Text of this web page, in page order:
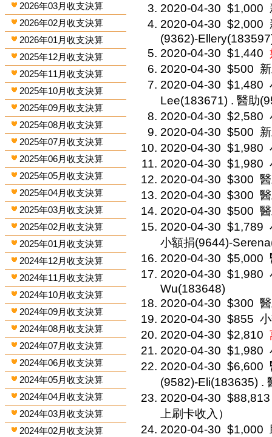
2026年03月收支決算
2026年02月收支決算
2026年01月收支決算
2025年12月收支決算
2025年11月收支決算
2025年10月收支決算
2025年09月收支決算
2025年08月收支決算
2025年07月收支決算
2025年06月收支決算
2025年05月收支決算
2025年04月收支決算
2025年03月收支決算
2025年02月收支決算
2025年01月收支決算
2024年12月收支決算
2024年11月收支決算
2024年10月收支決算
2024年09月收支決算
2024年08月收支決算
2024年07月收支決算
2024年06月收支決算
2024年05月收支決算
2024年04月收支決算
2024年03月收支決算
2024年02月收支決算
2020-04-30 $1,000
2020-04-30 $2,000
(9362)-
2020-04-30 $1,440
2020-04-30 $500
2020-04-30 $1,480
Lee(183671) . 醫助
2020-04-30 $2,580
2020-04-30 $500
2020-04-30 $1,980
2020-04-30 $1,980
2020-04-30 $300
2020-04-30 $300
2020-04-30 $500
2020-04-30 $1,789
小額捐(9644)-
2020-04-30 $5,000
2020-04-30 $1,980
Wu(183648)
2020-04-30 $300
2020-04-30 $855
2020-04-30 $2,810
2020-04-30 $1,980
2020-04-30 $6,600
(9582)-Eli(183635) .
2020-04-30 $88,813
上刷卡收入）
2020-04-30 $1,000